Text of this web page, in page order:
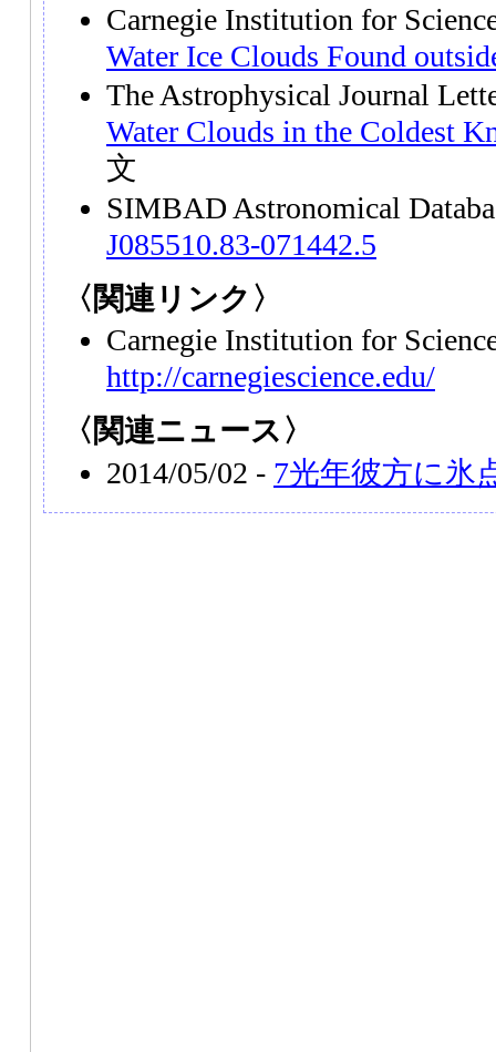
Carnegie Institution for
Water Ice Clouds Found
The Astrophysical Journal
Water Clouds in the Coldest
文
SIMBAD Astronomical
J085510.83-071442.5
〈関連リンク〉
Carnegie Institution for
http://carnegiescience.edu/
〈関連ニュース〉
2014/05/02 - 7光年彼方に氷